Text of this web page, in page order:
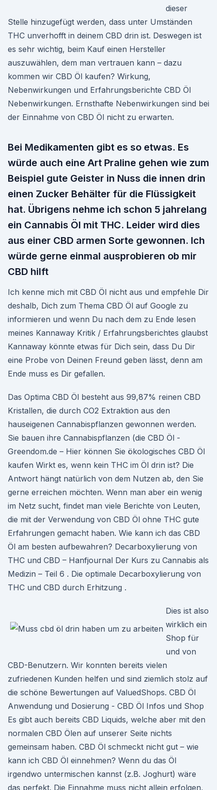
dieser
Stelle hinzugefügt werden, dass unter Umständen
THC unverhofft in deinem CBD drin ist. Deswegen ist
es sehr wichtig, beim Kauf einen Hersteller
auszuwählen, dem man vertrauen kann – dazu
kommen wir CBD Öl kaufen? Wirkung,
Nebenwirkungen und Erfahrungsberichte CBD Öl
Nebenwirkungen. Ernsthafte Nebenwirkungen sind bei
der Einnahme von CBD Öl nicht zu erwarten.
Bei Medikamenten gibt es so etwas. Es
würde auch eine Art Praline gehen wie zum
Beispiel gute Geister in Nuss die innen drin
einen Zucker Behälter für die Flüssigkeit
hat. Übrigens nehme ich schon 5 jahrelang
ein Cannabis Öl mit THC. Leider wird dies
aus einer CBD armen Sorte gewonnen. Ich
würde gerne einmal ausprobieren ob mir
CBD hilft
Ich kenne mich mit CBD Öl nicht aus und empfehle Dir
deshalb, Dich zum Thema CBD Öl auf Google zu
informieren und wenn Du nach dem zu Ende lesen
meines Kannaway Kritik / Erfahrungsberichtes glaubst
Kannaway könnte etwas für Dich sein, dass Du Dir
eine Probe von Deinen Freund geben lässt, denn am
Ende muss es Dir gefallen.
Das Optima CBD Öl besteht aus 99,87% reinen CBD
Kristallen, die durch CO2 Extraktion aus den
hauseigenen Cannabispflanzen gewonnen werden.
Sie bauen ihre Cannabispflanzen (die CBD Öl -
Greendom.de – Hier können Sie ökologisches CBD Öl
kaufen Wirkt es, wenn kein THC im Öl drin ist? Die
Antwort hängt natürlich von dem Nutzen ab, den Sie
gerne erreichen möchten. Wenn man aber ein wenig
im Netz sucht, findet man viele Berichte von Leuten,
die mit der Verwendung von CBD Öl ohne THC gute
Erfahrungen gemacht haben. Wie kann ich das CBD
Öl am besten aufbewahren? Decarboxylierung von
THC und CBD – Hanfjournal Der Kurs zu Cannabis als
Medizin – Teil 6 . Die optimale Decarboxylierung von
THC und CBD durch Erhitzung .
Dies ist also
wirklich ein
Shop für
und von
CBD-Benutzern. Wir konnten bereits vielen
zufriedenen Kunden helfen und sind ziemlich stolz auf
die schöne Bewertungen auf ValuedShops. CBD Öl
Anwendung und Dosierung - CBD Öl Infos und Shop
Es gibt auch bereits CBD Liquids, welche aber mit den
normalen CBD Ölen auf unserer Seite nichts
gemeinsam haben. CBD Öl schmeckt nicht gut – wie
kann ich CBD Öl einnehmen? Wenn du das Öl
irgendwo untermischen kannst (z.B. Joghurt) wäre
das perfekt. Die Einnahme muss nicht allein erfolgen,